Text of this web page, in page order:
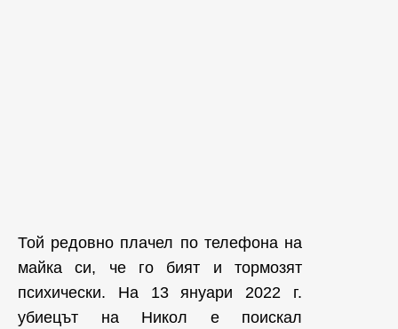
Той редовно плачел по телефона на
майка си, че го бият и тормозят
психически. На 13 януари 2022 г.
убиецът на Никол е поискал